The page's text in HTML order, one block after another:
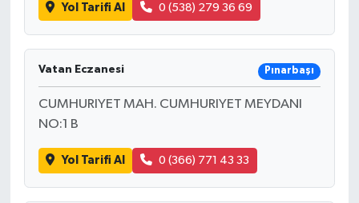
Yol Tarifi Al 0 (538) 279 36 69
Vatan Eczanesi Pınarbaşı
CUMHURIYET MAH. CUMHURIYET MEYDANI
NO:1 B
Yol Tarifi Al 0 (366) 771 43 33